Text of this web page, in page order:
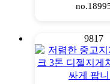
9817